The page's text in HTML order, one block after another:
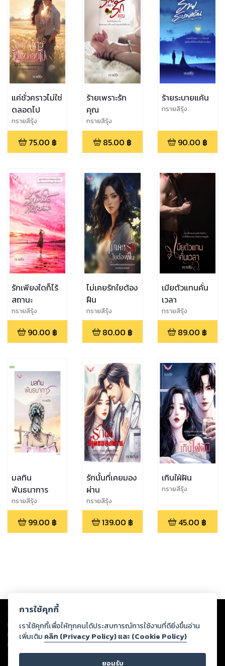
แค่ชั่วคราวไม่ใช่
ตลอดไป
ทรายสีรุ้ง
75.00 ฿
ร้ายเพราะรัก
คุณ
ทรายสึรุ้ง
85.00 ฿
ร้ายระบายแค้น
ทรายสีรุ้ง
90.00 ฿
รักเพียงใดก็ไร้
สถานะ
ทรายสีรุ้ง
90.00 ฿
ไม่เคยรักใยต้อง
ฝืน
ทรายสีรุ้ง
80.00 ฿
เมียตัวแทนคั่น
เวลา
ทรายสีรุ้ง
89.00 ฿
มลทิน
พันธนาการ
ทรายสีรุ้ง
99.00 ฿
รักนั้นที่เคยมอง
ผ่าน
ทรายสีรุ้ง
139.00 ฿
เกินใฝ่ฝัน
ทรายสีรุ้ง
45.00 ฿
Copyright © 2026
ต่อผลงานหรือเนื้อหาใดที่อัปโหลดผ่านเว็บไซต์และปรากฏว่าละเมิดสิทธิใน
ทรัพย์สินทางปัญญาของบุคคลอื่นหรือขัดต่อกฎหมายและศีลธรรม ดังนั้น ผู้อ่าน
ทุกท่านโปรดใช้วิจารณญาณในการกลั่นกรองด้วยตนเอง และหากท่านพบว่าส่วน
หนึ่งส่วนใดขัดต่อกฎหมายและศีลธรรม กรุณาแจ้งมายังบริษัท เพื่อทีมงานจะได้
ดำเนินการในทันที ทั้งนี้ ทางสตอรี่ล็อกขอสงวนลิขสิทธิ์ตามพระราชบัญญัติ
การใช้คุกกี้
เราใช้คุกกี้เพื่อให้ทุกคนได้ประสบการณ์การใช้งานที่ดียิ่งขึ้นอ่าน
เพิ่มเติม คลิก (Privacy Policy) และ (Cookie Policy)
ยอมรับ